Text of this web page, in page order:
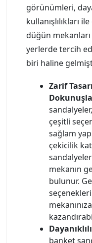
görünümleri,
kullanışlılıkları
düğün
yerlerde tercih
biri haline
Zarif
çeşitli
sağlam
çekicilik
mekanın
bulunur.
banket